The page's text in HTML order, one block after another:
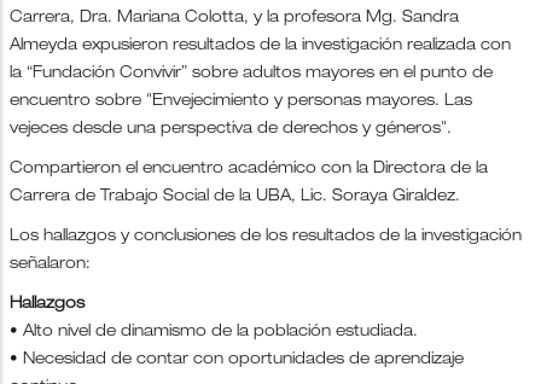
Carrera, Dra. Mariana Colotta, y la profesora Mg. Sandra
Almeyda expusieron resultados de la investigación realizada con
la “Fundación Convivir” sobre adultos mayores en el punto de
encuentro sobre "Envejecimiento y personas mayores. Las
vejeces desde una perspectiva de derechos y géneros".
Compartieron el encuentro académico con la Directora de la
Carrera de Trabajo Social de la UBA, Lic. Soraya Giraldez.
Los hallazgos y conclusiones de los resultados de la investigación
señalaron:
Hallazgos
• Alto nivel de dinamismo de la población estudiada.
• Necesidad de contar con oportunidades de aprendizaje